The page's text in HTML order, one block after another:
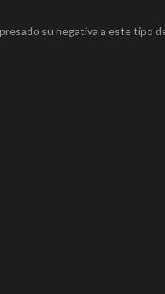
su negativa a este tipo